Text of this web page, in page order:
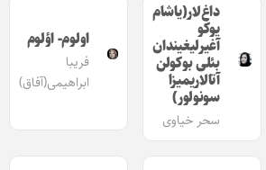
داغ‌لار(یاشام
یوکو
آغیرلیغیندان
بئلی بوکولن
آتالاریمیزا
سونولور)
سحر خیاوی
اولوم- اؤلوم
فریبا
ابراهیمی(آفاق)